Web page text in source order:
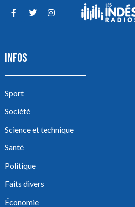
INFOS
Sport
Société
Science et technique
Santé
Politique
Faits divers
Économie